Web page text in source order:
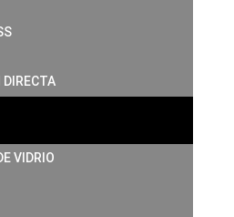
VIDRIO